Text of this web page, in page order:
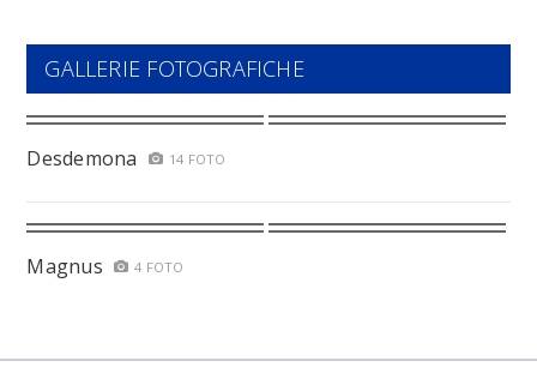
GALLERIE FOTOGRAFICHE
Desdemona 14 FOTO
Magnus 4 FOTO